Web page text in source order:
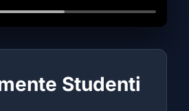
Studenti